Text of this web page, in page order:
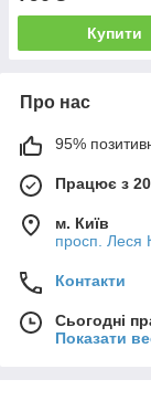
Купити
Про нас
95%
Працює з
м. Київ
просп. Леся
Контакти
Сьогодні
Показати